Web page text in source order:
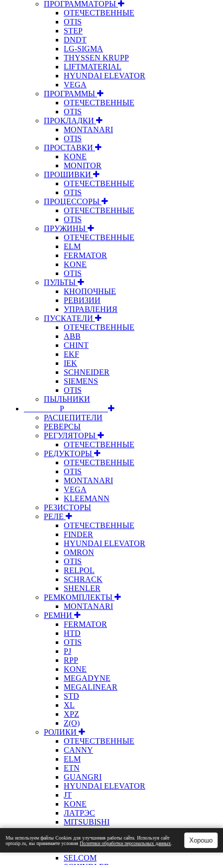
ПРОГРАММАТОРЫ
ОТЕЧЕСТВЕННЫЕ
OTIS
STEP
DNDT
LG-SIGMA
THYSSEN KRUPP
LIFTMATERIAL
HYUNDAI ELEVATOR
VEGA
ПРОГРАММЫ
ОТЕЧЕСТВЕННЫЕ
OTIS
ПРОКЛАДКИ
MONTANARI
OTIS
ПРОСТАВКИ
KONE
MONITOR
ПРОШИВКИ
ОТЕЧЕСТВЕННЫЕ
OTIS
ПРОЦЕССОРЫ
ОТЕЧЕСТВЕННЫЕ
OTIS
ПРУЖИНЫ
ОТЕЧЕСТВЕННЫЕ
ELM
FERMATOR
KONE
OTIS
ПУЛЬТЫ
КНОПОЧНЫЕ
РЕВИЗИИ
УПРАВЛЕНИЯ
ПУСКАТЕЛИ
ОТЕЧЕСТВЕННЫЕ
ABB
CHINT
EKF
IEK
SCHNEIDER
SIEMENS
OTIS
ПЫЛЬНИКИ
⠀⠀⠀⠀⠀⠀Р⠀⠀⠀⠀⠀⠀⠀
РАСЦЕПИТЕЛИ
РЕВЕРСЫ
РЕГУЛЯТОРЫ
ОТЕЧЕСТВЕННЫЕ
РЕДУКТОРЫ
ОТЕЧЕСТВЕННЫЕ
OTIS
MONTANARI
VEGA
KLEEMANN
РЕЗИСТОРЫ
РЕЛЕ
ОТЕЧЕСТВЕННЫЕ
FINDER
HYUNDAI ELEVATOR
OMRON
OTIS
RELPOL
SCHRACK
SHENLER
РЕМКОМПЛЕКТЫ
MONTANARI
РЕМНИ
FERMATOR
HTD
OTIS
PJ
RPP
KONE
MEGADYNE
MEGALINEAR
STD
XL
XPZ
Z(О)
РОЛИКИ
ОТЕЧЕСТВЕННЫЕ
CANNY
ELM
ETN
GUANGRI
HYUNDAI ELEVATOR
JT
KONE
ЛАТРЭС
MITSUBISHI
OTIS
PRISMA
SELCOM
Мы используем файлы Сookies для улучшения работы сайта. Используя сайт
optozip.ru, вы принимаете условияПолитики обработки персональных данных Хорошо